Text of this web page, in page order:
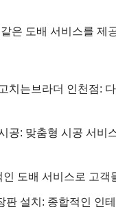
은 도배 서비스를 제
치는브라더 인천점:
공: 맞춤형 시공 서
도배 서비스로 고
판 설치: 종합적인 인